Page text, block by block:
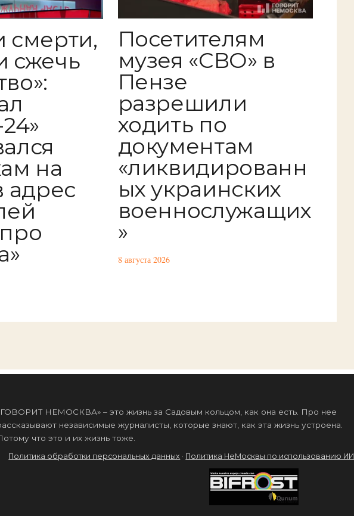
смерти,
сжечь
на
адрес
Посетителям
музея «СВО» в
Пензе
разрешили
ходить по
документам
«ликвидированн
ых украинских
военнослужащих
»
8 августа 2026
НЕМОСКВА» – это жизнь за Садовым кольцом, как она есть. Про нее
независимые журналисты, которые знают, как эта жизнь устроена.
что это и их жизнь тоже.
Политика обработки персональных данных · Политика НеМосквы по использованию ИИ